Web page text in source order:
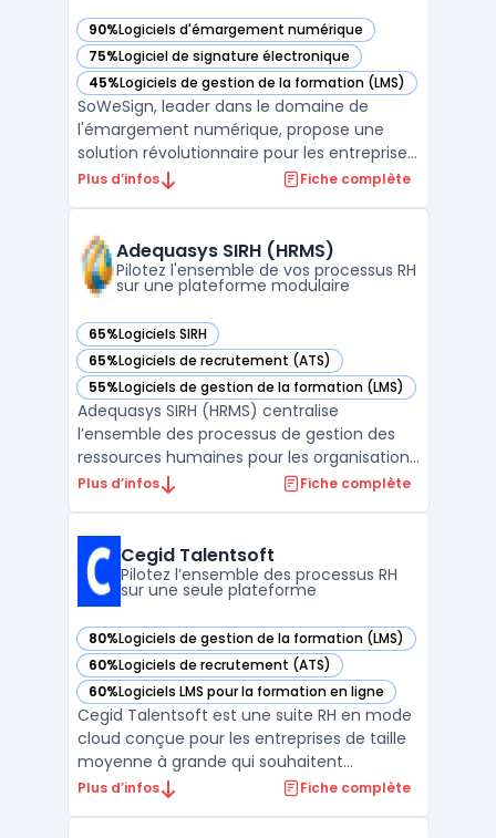
90%Logiciels d'émargement numérique
— voir SoWeSign dans cette catégorie
75%Logiciel de signature électronique
— voir SoWeSign dans cette catégorie
45%Logiciels de gestion de la formation (LMS)
— voir SoWeSign dans cette catégorie
SoWeSign, leader dans le domaine de
l'émargement numérique, propose une
solution révolutionnaire pour les entreprises
et les organismes de formation. Cette
offrant une digitalisation complète des
processus d'émargement. E ...
Plus d’infos Fiche complète
Adequasys SIRH (HRMS)
Pilotez l'ensemble de vos processus RH
sur une plateforme modulaire
65%Logiciels SIRH
— voir Adequasys SIRH (HRMS) dans cette catégorie
65%Logiciels de recrutement (ATS)
— voir Adequasys SIRH (HRMS) dans cette catégorie
55%Logiciels de gestion de la formation (LMS)
— voir Adequasys SIRH (HRMS) dans cette catégorie
Adequasys SIRH (HRMS) centralise
l’ensemble des processus de gestion des
ressources humaines pour les organisations
de 100 à 10 000 employés, intégrant
logiciel modulaire est conçu pour faciliter la
gestion des informat ...
Plus d’infos Fiche complète
Cegid Talentsoft
Pilotez l’ensemble des processus RH
sur une seule plateforme
80%Logiciels de gestion de la formation (LMS)
— voir Cegid Talentsoft dans cette catégorie
60%Logiciels de recrutement (ATS)
— voir Cegid Talentsoft dans cette catégorie
60%Logiciels LMS pour la formation en ligne
— voir Cegid Talentsoft dans cette catégorie
Cegid Talentsoft est une suite RH en mode
cloud conçue pour les entreprises de taille
moyenne à grande qui souhaitent
centraliser la gestion des ressources
Plus d’infos Fiche complète